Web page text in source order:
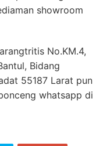
showroom
No.KM.4,
Bidang
55187 Larat pun
whatsapp di